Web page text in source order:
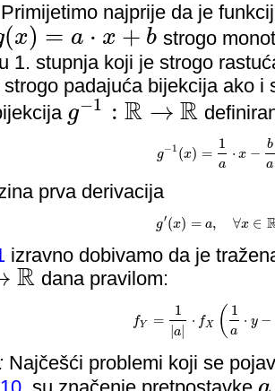
najprije da je
(x) = a ⋅ x + b
x) =a⋅ x+ b
strogo
1. stupnja koji je strogo
strogo padajuća bijekcija ako i
g−1 : R → R
g− R
g−1 (x) =
1
a
⋅ x −
b
a
g−1( x)= 1a x −ba
prva derivacija
g′(x) = a, ∀x ∈
g (x) =a x∈R .
izravno dobivamo da je
R dana pravilom:
fY =
1
a|
⋅ f X ( 1
a
⋅ y −
fY=1 |a |⋅fX (1 a⋅y −ba)
Najčešći problemi koji se